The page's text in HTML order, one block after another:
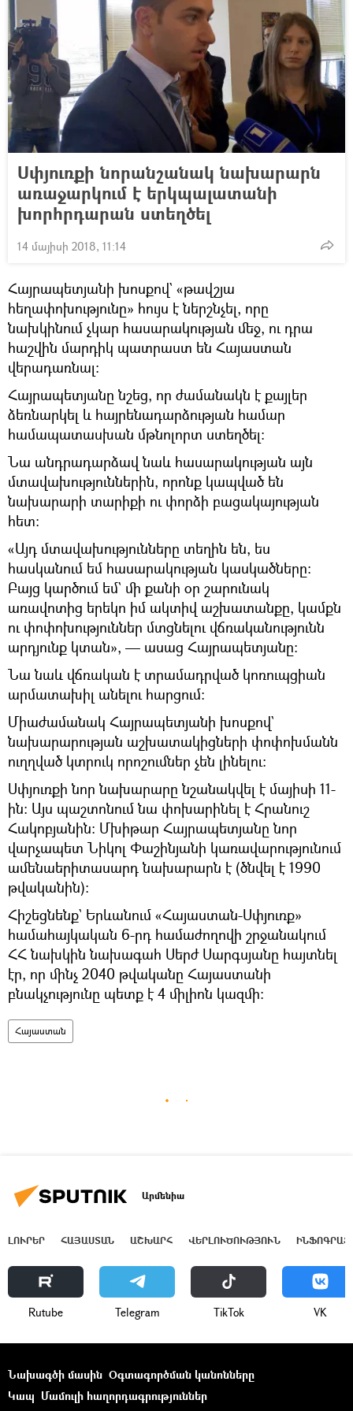
Սփյուռքի նորանշանակ նախարարն
առաջարկում է երկպալատանի
խորհրդարան ստեղծել
14 մայիսի 2018, 11:14
Հայրապետյանի խոսքով` «թավշյա
հեղափոխությունը» հույս է ներշնչել, որը
նախկինում չկար հասարակության մեջ, ու դրա
հաշվին մարդիկ պատրաստ են Հայաստան
վերադառնալ։
Հայրապետյանը նշեց, որ ժամանակն է քայլեր
ձեռնարկել և հայրենադարձության համար
համապատասխան մթնոլորտ ստեղծել։
Նա անդրադարձավ նաև հասարակության այն
մտավախություններին, որոնք կապված են
նախարարի տարիքի ու փորձի բացակայության
հետ։
«Այդ մտավախությունները տեղին են, ես
հասկանում եմ հասարակության կասկածները։
Բայց կարծում եմ` մի քանի օր շարունակ
առավոտից երեկո իմ ակտիվ աշխատանքը, կամքն
ու փոփոխություններ մտցնելու վճռականությունն
արդյունք կտան», — ասաց Հայրապետյանը։
Նա նաև վճռական է տրամադրված կոռուպցիան
արմատախիլ անելու հարցում։
Միաժամանակ Հայրապետյանի խոսքով`
նախարարության աշխատակիցների փոփոխմանն
ուղղված կտրուկ որոշումներ չեն լինելու։
Սփյուռքի նոր նախարարը նշանակվել է մայիսի 11-
ին։ Այս պաշտոնում նա փոխարինել է Հրանուշ
Հակոբյանին։ Մխիթար Հայրապետյանը նոր
վարչապետ Նիկոլ Փաշինյանի կառավարությունում
ամենաերիտասարդ նախարարն է (ծնվել է 1990
թվականին)։
Հիշեցնենք` Երևանում «Հայաստան-Սփյուռք»
համահայկական 6-րդ համաժողովի շրջանակում
ՀՀ նախկին նախագահ Սերժ Սարգսյանը հայտնել
էր, որ մինչ 2040 թվականը Հայաստանի
բնակչությունը պետք է 4 միլիոն կազմի։
Հայաստան
Արմենիա
ԼՈՒՐԵՐ ՀԱՅԱՍՏԱՆ ԱՇԽԱՐՀ ՎԵՐԼՈՒԾՈՒԹՅՈՒՆ
Rutube Telegram ТikТоk VK
Նախագծի մասին Օգտագործման կանոնները
Կապ Մամուլի հաղորդագրություններ